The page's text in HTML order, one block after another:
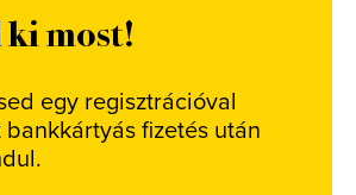
most!
egy regisztrációval
fizetés után